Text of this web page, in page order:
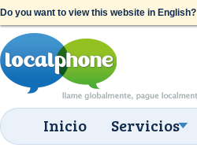
Do you want to view this website in English?
Inicio Servicios